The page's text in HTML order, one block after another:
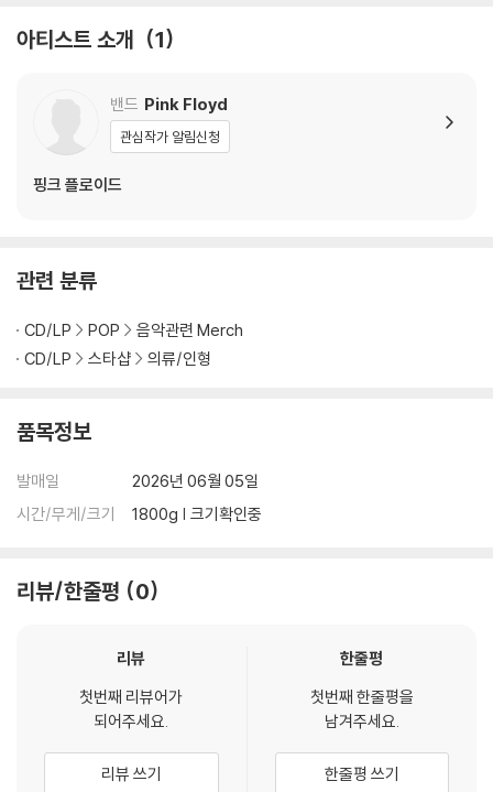
아티스트 소개 1
밴드 Pink Floyd
관심작가 알림신청
핑크 플로이드
관련 분류
CD/LP POP
음악관련 Merch
CD/LP
스타샵 의류/인형
품목정보
발매일
2026년 06월 05일
시간/무게/크기
1800g | 크기확인중
리뷰/한줄평 0
리뷰
첫번째 리뷰어가
되어주세요.
리뷰 쓰기
한줄평
첫번째 한줄평을
남겨주세요.
한줄평 쓰기